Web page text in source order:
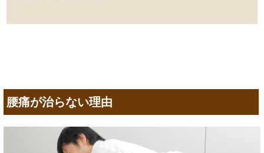
腰痛が治らない理由